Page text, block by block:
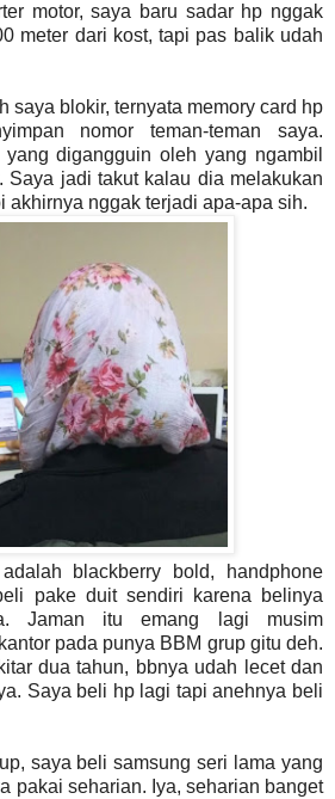
motor, saya baru sadar hp nggak
meter dari kost, tapi pas balik udah
saya blokir, ternyata memory card hp
nomor teman-teman saya.
digangguin oleh yang ngambil
Saya jadi takut kalau dia melakukan
akhirnya nggak terjadi apa-apa sih.
blackberry bold, handphone
pake duit sendiri karena belinya
Jaman itu emang lagi musim
pada punya BBM grup gitu deh.
dua tahun, bbnya udah lecet dan
Saya beli hp lagi tapi anehnya beli
saya beli samsung seri lama yang
pakai seharian. Iya, seharian banget